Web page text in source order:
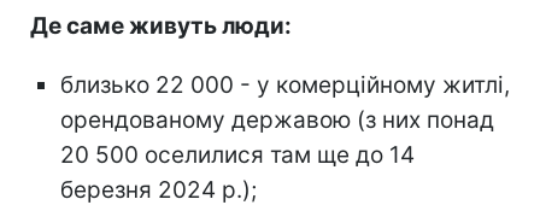
Де саме живуть люди:
близько 22 000 - у комерційному житлі,
орендованому державою (з них понад
20 500 оселилися там ще до 14
березня 2024 р.);